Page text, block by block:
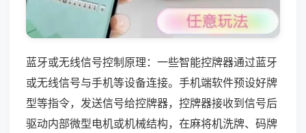
蓝牙或无线信号控制原理：一些智能控牌器通过蓝牙
或无线信号与手机等设备连接。手机端软件预设好牌
型等指令，发送信号给控牌器，控牌器接收到信号后
驱动内部微型电机或机械结构，在麻将机洗牌、码牌